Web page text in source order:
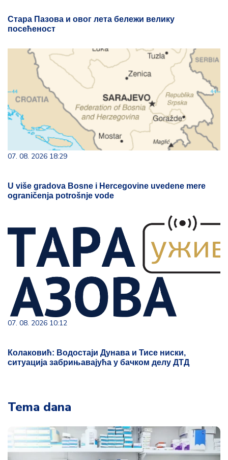
Стара Пазова и овог лета бележи велику
посећеност
07. 08. 2026 18:29
U više gradova Bosne i Hercegovine uvedene mere
ograničenja potrošnje vode
07. 08. 2026 10:12
Колаковић: Водостаји Дунава и Тисе ниски,
ситуација забрињавајућа у бачком делу ДТД
Tema dana